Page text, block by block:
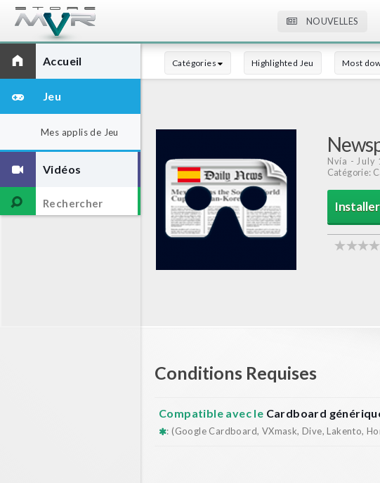
NOUVELLES
Accueil
Jeu
Mes applis de Jeu
Vidéos
Catégories Highlighted Jeu Most
Nvía - July
Catégorie:
Installer
Conditions Requises
Compatible avec le Cardboard
: (Google Cardboard, VXmask, Dive, Lakento,